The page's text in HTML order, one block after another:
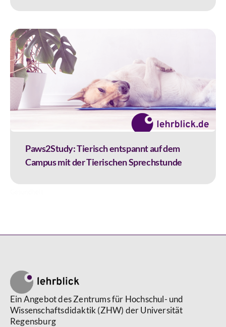
Paws2Study: Tierisch entspannt auf dem
Campus mit der Tierischen Sprechstunde
Ein Angebot des Zentrums für Hochschul- und
Wissenschaftsdidaktik (ZHW) der Universität
Regensburg